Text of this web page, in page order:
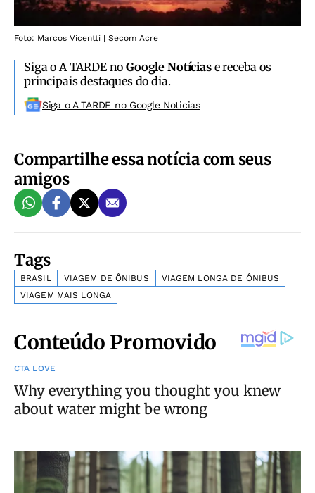
Foto: Marcos Vicentti | Secom Acre
Siga o A TARDE noGoogle Notíciase receba os
principais destaques do dia.
Siga o A TARDE no Google Noticias
Compartilhe essa notícia com seus
amigos
Tags
BRASIL VIAGEM DE ÔNIBUS
VIAGEM LONGA DE ÔNIBUS
VIAGEM MAIS LONGA